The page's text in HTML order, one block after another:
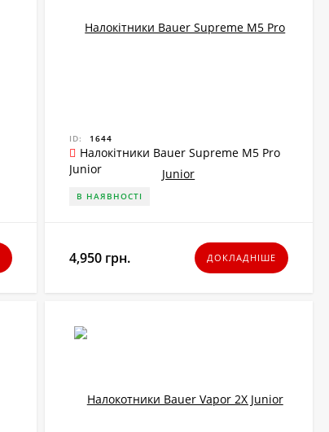
ID: 1644
Налокітники Bauer Supreme M5 Pro
Junior
В НАЯВНОСТІ
4,950 грн. ДОКЛАДНІШЕ